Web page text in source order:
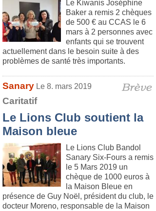
Le Kiwanis Joséphine
Baker a remis 2 chèques
de 500 € au CCAS le 6
mars à 2 personnes avec
enfants qui se trouvent
actuellement dans le besoin suite à des
problèmes de santé très importants.
Sanary Le 8. mars 2019
Caritatif
Le Lions Club soutient la
Maison bleue
Le Lions Club Bandol
Sanary Six-Fours a remis
le 5 Mars 2019 un
chèque de 1000 euros à
la Maison Bleue en
présence de Guy Noël, président du club, le
docteur Moreno, responsable de la Maison